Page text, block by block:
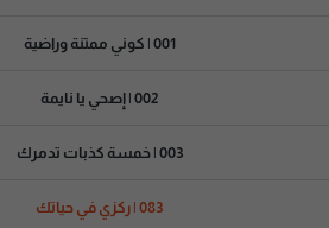
001 | كوني ممتنة وراضية
002 | إصحي يا نايمة
003 | خمسة كذبات تدمرك
083 | ركزي في حياتك